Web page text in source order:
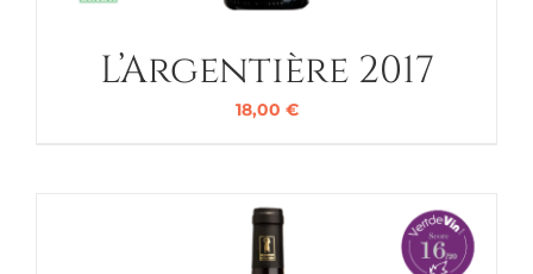
L’Argentière 2017
18,00 €